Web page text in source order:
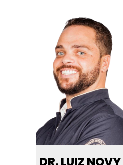
DR. LUIZ NOVY